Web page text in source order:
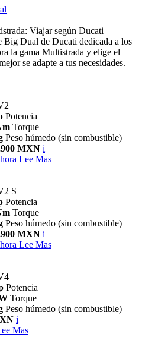
Viajar según Ducati
Big Dual de Ducati dedicada a los
la gama Multistrada y elige el
se adapte a tus necesidades.
Potencia
Torque
Peso húmedo (sin combustible)
MXN i
Lee Mas
S
Potencia
Torque
Peso húmedo (sin combustible)
MXN i
Lee Mas
Potencia
Torque
Peso húmedo (sin combustible)
i
Mas